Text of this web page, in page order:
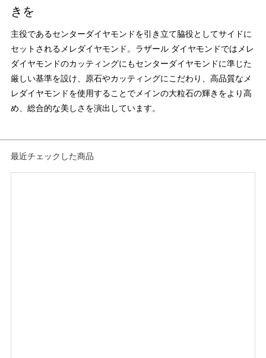
きを
主役であるセンターダイヤモンドを引き立て脇役としてサイドに
セットされるメレダイヤモンド。ラザール ダイヤモンドではメレ
ダイヤモンドのカッティングにもセンターダイヤモンドに準じた
厳しい基準を設け、原石やカッティングにこだわり、高品質なメ
レダイヤモンドを使用することでメインの大粒石の輝きをより高
め、総合的な美しさを演出しています。
最近チェックした商品